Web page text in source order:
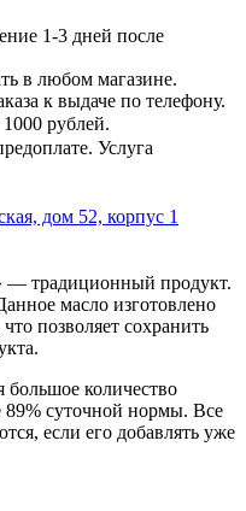
1-3 дней после
в любом магазине.
к выдаче по телефону.
рублей.
Услуга
дом 52, корпус 1
— традиционный продукт.
масло изготовлено
позволяет сохранить
количество
суточной нормы. Все
если его добавлять уже